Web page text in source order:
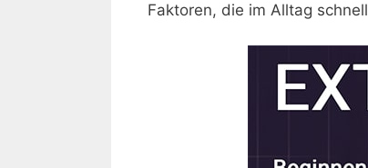
Faktoren, die im Alltag